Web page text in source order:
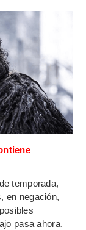
temporada,
en negación,
pasa ahora.